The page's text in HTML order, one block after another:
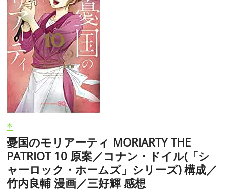
テ
ィ
MORIARTY
THE
PATRIOT
11
原
案
／
コ
ナ
ン・
ド
(「シ
ャ
ー
ロ
ッ
ク・
本
憂国のモリアーティ MORIARTY THE
PATRIOT 10 原案／コナン・ドイル(「シ
ャーロック・ホームズ」シリーズ) 構成／
竹内良輔 漫画／三好輝 感想